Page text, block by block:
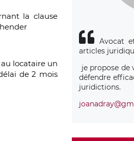
la clause
locataire un
de 2 mois
Avocat
articles
je propose de
défendre
juridictions.